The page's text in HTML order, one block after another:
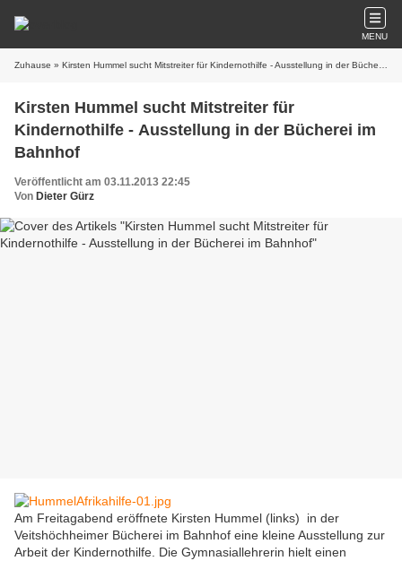
MENU
Zuhause » Kirsten Hummel sucht Mitstreiter für Kindernothilfe - Ausstellung in der Bücherei im Bahnhof
Kirsten Hummel sucht Mitstreiter für
Kindernothilfe - Ausstellung in der Bücherei im
Bahnhof
Veröffentlicht am 03.11.2013 22:45
Von Dieter Gürz
Am Freitagabend eröffnete Kirsten Hummel (links) in der
Veitshöchheimer Bücherei im Bahnhof eine kleine Ausstellung zur
Arbeit der Kindernothilfe. Die Gymnasiallehrerin hielt einen